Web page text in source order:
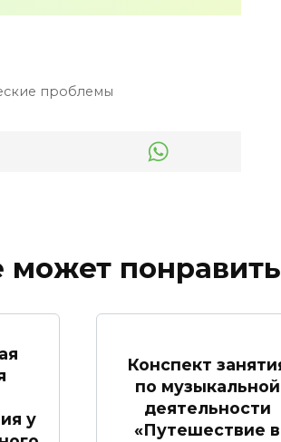
проблемы
может
у
Конспект
по музыкальной
деятельности
«Путешествие в